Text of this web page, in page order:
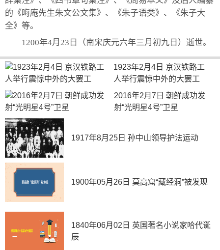
的《晦庵先生朱文公文集》、《朱子语类》、《朱子大
全》等。
1200年4月23日（南宋庆元六年三月初九日）逝世。
1923年2月4日 京汉铁路工
人举行震惊中外的大罢工
2016年2月7日 朝鲜成功发
射“光明星4号”卫星
1917年8月25日 孙中山领导护法运动
1900年05月26日 莫高窟“藏经洞”被发现
1840年06月02日 英国著名小说家哈代诞
辰